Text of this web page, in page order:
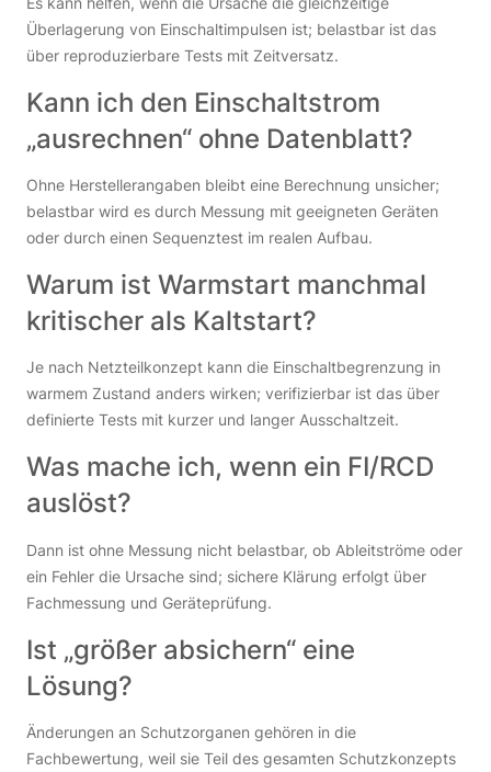
Überlagerung von Einschaltimpulsen ist; belastbar ist das
über reproduzierbare Tests mit Zeitversatz.
Kann ich den Einschaltstrom
„ausrechnen“ ohne Datenblatt?
Ohne Herstellerangaben bleibt eine Berechnung unsicher;
belastbar wird es durch Messung mit geeigneten Geräten
oder durch einen Sequenztest im realen Aufbau.
Warum ist Warmstart manchmal
kritischer als Kaltstart?
Je nach Netzteilkonzept kann die Einschaltbegrenzung in
warmem Zustand anders wirken; verifizierbar ist das über
definierte Tests mit kurzer und langer Ausschaltzeit.
Was mache ich, wenn ein FI/RCD
auslöst?
Dann ist ohne Messung nicht belastbar, ob Ableitströme oder
ein Fehler die Ursache sind; sichere Klärung erfolgt über
Fachmessung und Geräteprüfung.
Ist „größer absichern“ eine
Lösung?
Änderungen an Schutzorganen gehören in die
Fachbewertung, weil sie Teil des gesamten Schutzkonzepts